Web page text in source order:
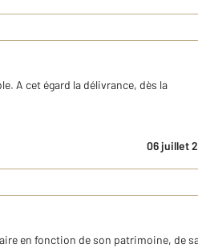
A cet égard la délivrance, dès la
06 juillet
en fonction de son patrimoine, de